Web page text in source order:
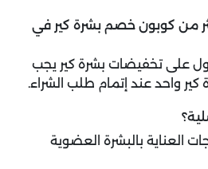
من كوبون خصم بشرة كير في
على تخفيضات بشرة كير يجب
واحد عند إتمام طلب الشراء.
العناية بالبشرة العضوية